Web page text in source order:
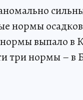
нормы
выпало в
три нормы – в